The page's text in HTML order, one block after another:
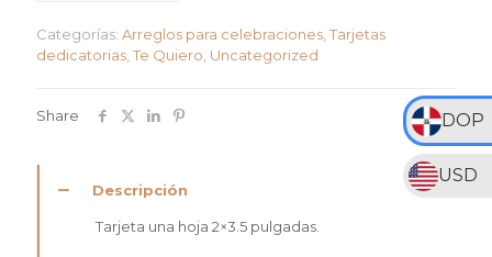
DOP
USD
AM10
cantidad
Categorías: Arreglos para celebraciones, Tarjetas
dedicatorias, Te Quiero, Uncategorized
Share
Descripción
Tarjeta una hoja 2×3.5 pulgadas.